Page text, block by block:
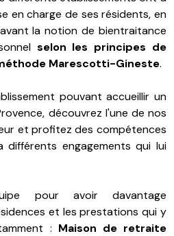
en charge de ses résidents, en
la notion de bientraitance
selon les principes de
Marescotti-Gineste.
pouvant accueillir un
découvrez l'une de nos
et profitez des compétences
différents engagements qui lui
pour avoir davantage
et les prestations qui y
: Maison de retraite